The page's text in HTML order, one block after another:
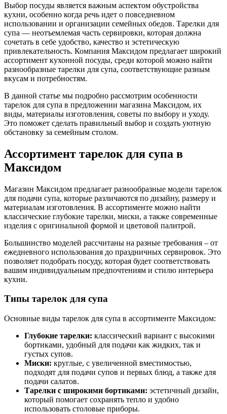
Выбор посуды является важным аспектом обустройства
кухни, особенно когда речь идет о повседневном
использовании и организации семейных обедов. Тарелки для
супа — неотъемлемая часть сервировки, которая должна
сочетать в себе удобство, качество и эстетическую
привлекательность. Компания Максидом предлагает широкий
ассортимент кухонной посуды, среди которой можно найти
разнообразные тарелки для супа, соответствующие разным
вкусам и потребностям.
В данной статье мы подробно рассмотрим особенности
тарелок для супа в предложении магазина Максидом, их
виды, материалы изготовления, советы по выбору и уходу.
Это поможет сделать правильный выбор и создать уютную
обстановку за семейным столом.
Ассортимент тарелок для супа в
Максидом
Магазин Максидом предлагает разнообразные модели тарелок
для подачи супа, которые различаются по дизайну, размеру и
материалам изготовления. В ассортименте можно найти
классические глубокие тарелки, миски, а также современные
изделия с оригинальной формой и цветовой палитрой.
Большинство моделей рассчитаны на разные требования – от
ежедневного использования до праздничных сервировок. Это
позволяет подобрать посуду, которая будет соответствовать
вашим индивидуальным предпочтениям и стилю интерьера
кухни.
Типы тарелок для супа
Основные виды тарелок для супа в ассортименте Максидом:
Глубокие тарелки: классический вариант с высокими
бортиками, удобный для подачи как жидких, так и
густых супов.
Миски: круглые, с увеличенной вместимостью,
подходят для подачи супов и первых блюд, а также для
подачи салатов.
Тарелки с широкими бортиками: эстетичный дизайн,
который помогает сохранять тепло и удобно
использовать столовые приборы.